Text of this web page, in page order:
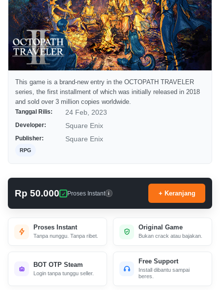
This game is a brand-new entry in the OCTOPATH TRAVELER
series, the first installment of which was initially released in 2018
and sold over 3 million copies worldwide.
Tanggal Rilis: 24 Feb, 2023
Developer: Square Enix
Publisher: Square Enix
RPG
Rp 50.000 Proses Instant i + Keranjang
Proses Instant
Tanpa nunggu. Tanpa ribet.
Original Game
Bukan crack atau bajakan.
BOT OTP Steam
Login tanpa tunggu seller.
Free Support
Install dibantu sampai
beres.